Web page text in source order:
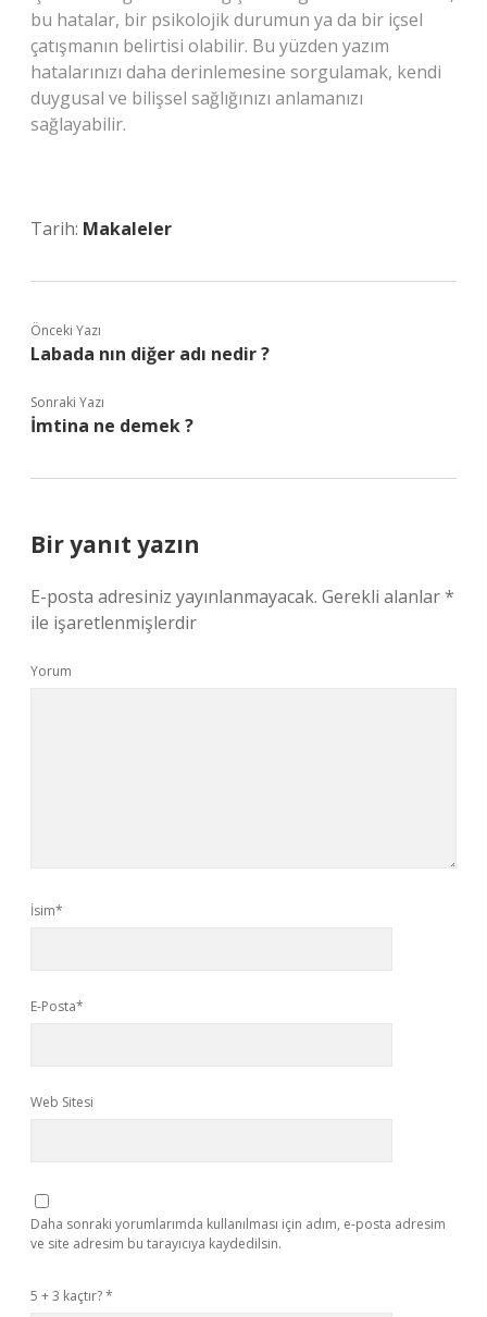
bu hatalar, bir psikolojik durumun ya da bir içsel
çatışmanın belirtisi olabilir. Bu yüzden yazım
hatalarınızı daha derinlemesine sorgulamak, kendi
duygusal ve bilişsel sağlığınızı anlamanızı
sağlayabilir.
Tarih: Makaleler
Önceki Yazı
Labada nın diğer adı nedir ?
Sonraki Yazı
İmtina ne demek ?
Bir yanıt yazın
E-posta adresiniz yayınlanmayacak. Gerekli alanlar*
ile işaretlenmişlerdir
Yorum
İsim*
E-Posta*
Web Sitesi
Daha sonraki yorumlarımda kullanılması için adım, e-posta adresim
ve site adresim bu tarayıcıya kaydedilsin.
5 + 3 kaçtır?*